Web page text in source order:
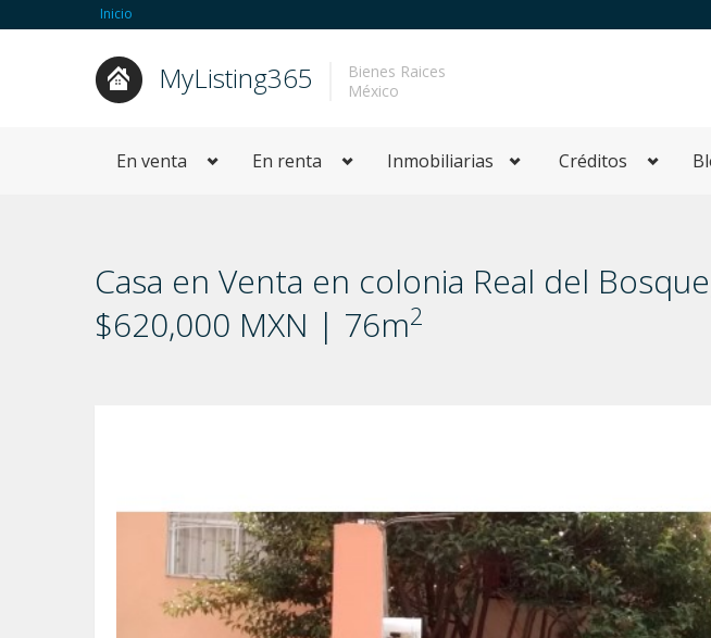
Inicio
MyListing365
Bienes Raices
México
En venta En renta Inmobiliarias Créditos
Casa en Venta en colonia Real del
$620,000 MXN | 76m2